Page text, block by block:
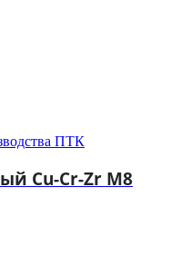
ПТК
Cu-Cr-Zr М8